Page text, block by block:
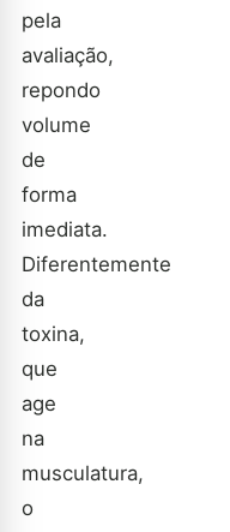
pela
avaliação,
repondo
volume
de
forma
imediata.
Diferentemente
da
toxina,
que
age
na
musculatura,
o